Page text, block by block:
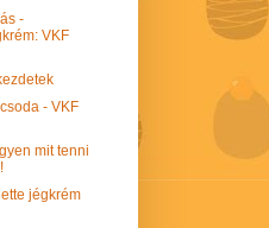
-
VKF
- VKF
mit tenni
jégkrém